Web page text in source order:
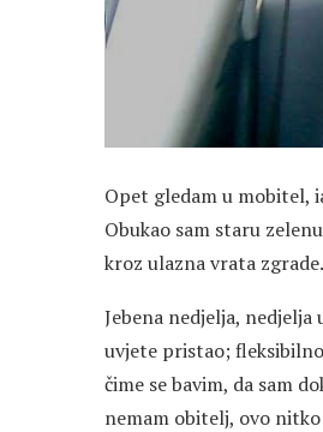
Opet gledam u mobitel,
Obukao sam staru
kroz ulazna vrata zgrade.
Jebena nedjelja,
uvjete pristao;
čime se bavim, da sam
nemam obitelj, ovo